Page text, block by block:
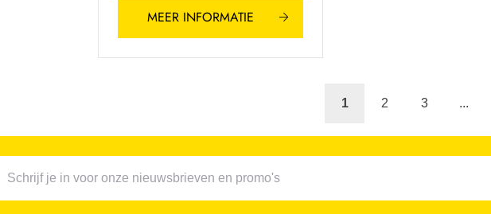
MEER INFORMATIE
1 2 3 ...